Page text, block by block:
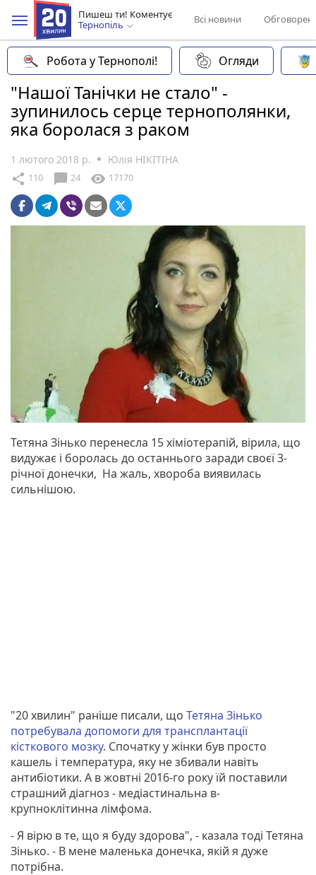
Пишеш ти! Коментує
Тернопіль
Всі новини
Робота у Тернополі! Огляди
"Нашої Танічки не стало" -
зупинилось серце тернополянки,
яка боролася з раком
1 лютого 2018 р. Юлія НІКІТІНА
share 110 chat_bubble 24 visibility 17170
Тетяна Зінько перенесла 15 хіміотерапій, вірила, що
видужає і боролась до останнього заради своєї 3-
річної донечки, На жаль, хвороба виявилась
сильнішою.
"20 хвилин" раніше писали, що Тетяна Зінько
потребувала допомоги для трансплантації
кісткового мозку. Спочатку у жінки був просто
кашель і температура, яку не збивали навіть
антибіотики. А в жовтні 2016-го року їй поставили
страшний діагноз - медіастинальна в-
крупноклітинна лімфома.
- Я вірю в те, що я буду здорова", - казала тоді Тетяна
Зінько. - В мене маленька донечка, якій я дуже
потрібна.